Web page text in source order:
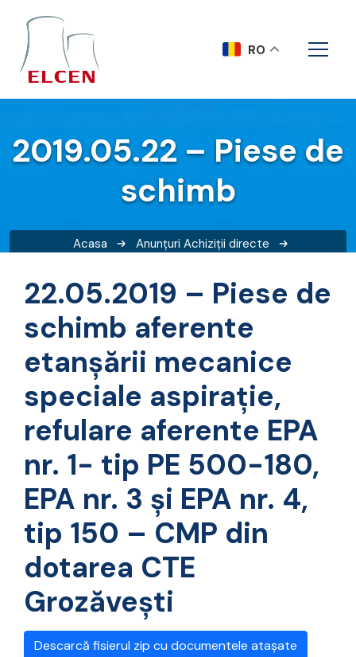
2019.05.22 – Piese de
schimb
Acasa Anunțuri Achiziții directe
22.05.2019 – Piese de
schimb aferente
etanșării mecanice
speciale aspirație,
refulare aferente EPA
nr. 1- tip PE 500-180,
EPA nr. 3 și EPA nr. 4,
tip 150 – CMP din
dotarea CTE
Grozăvești
Descarcă fisierul zip cu documentele atașate
RO